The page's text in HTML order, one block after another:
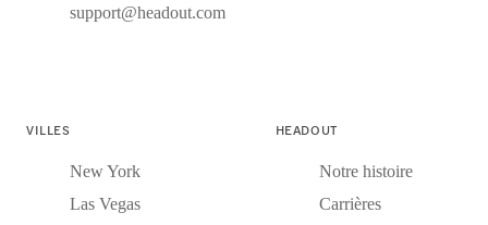
support@headout.com
VILLES
New York
Las Vegas
HEADOUT
Notre histoire
Carrières